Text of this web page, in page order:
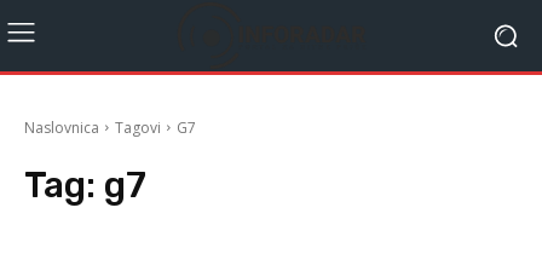
Naslovnica Tagovi G7
Tag: g7